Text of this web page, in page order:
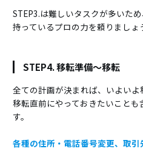
STEP3.は難しいタスクが多いた
持っているプロの力を頼りましょ
STEP4. 移転準備～移転
全ての計画が決まれば、いよいよ
移転直前にやっておきたいこと
す。
各種の住所・電話番号変更、取引